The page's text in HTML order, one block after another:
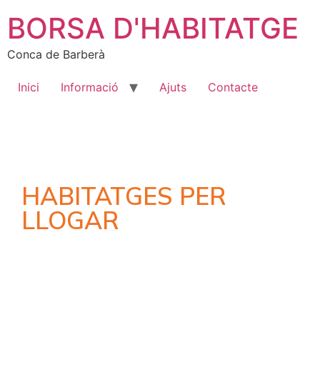
BORSA D'HABITATGE
Conca de Barberà
Inici Informació Ajuts Contacte
HABITATGES PER
LLOGAR